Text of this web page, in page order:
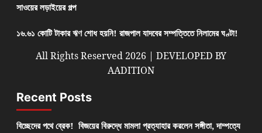
সাওয়ের লড়াইয়ের গল্প
১৬.৬১ কোটি টাকার ঋণ শোধ হয়নি! রাজপাল যাদবের সম্পত্তিতে নিলামের ঘণ্টা!
All Rights Reserved 2026 | DEVELOPED BY
AADITION
Recent Posts
বিচ্ছেদের পথে ব্রেক! বিজয়ের বিরুদ্ধে মামলা প্রত্যাহার করলেন সঙ্গীতা, দাম্পত্যে